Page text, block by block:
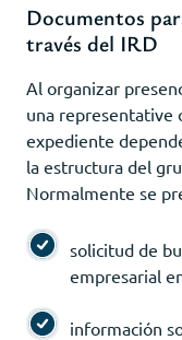
Documentos
través del IRD
Al organizar
una representative
expediente
la estructura del
Normalmente se
solicitud de
empresarial
información